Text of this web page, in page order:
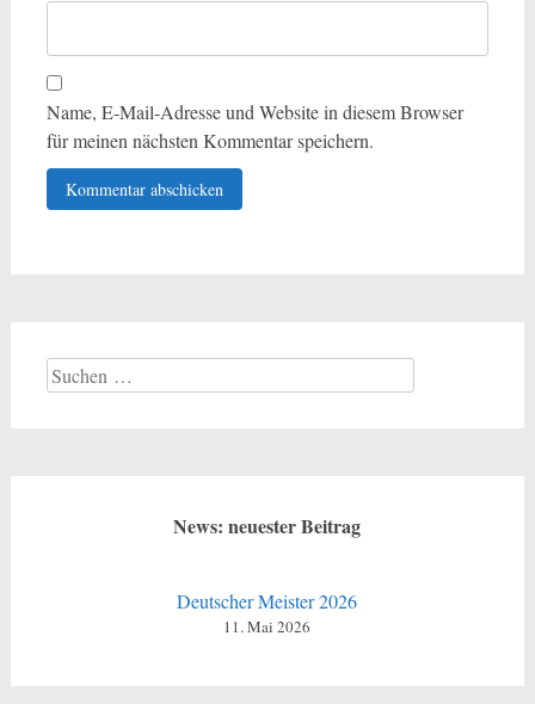
Name, E-Mail-Adresse und Website in diesem Browser
für meinen nächsten Kommentar speichern.
Suchen
nach:
News: neuester Beitrag
Deutscher Meister 2026
11. Mai 2026